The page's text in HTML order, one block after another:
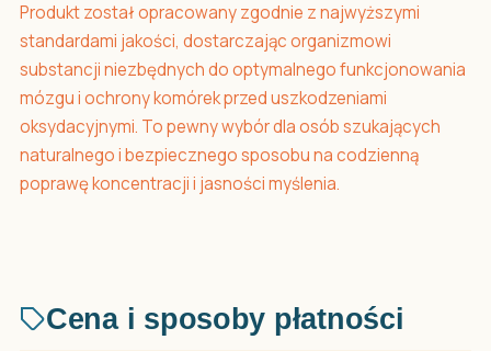
Produkt został opracowany zgodnie z najwyższymi
standardami jakości, dostarczając organizmowi
substancji niezbędnych do optymalnego funkcjonowania
mózgu i ochrony komórek przed uszkodzeniami
oksydacyjnymi. To pewny wybór dla osób szukających
naturalnego i bezpiecznego sposobu na codzienną
poprawę koncentracji i jasności myślenia.
Cena i sposoby płatności